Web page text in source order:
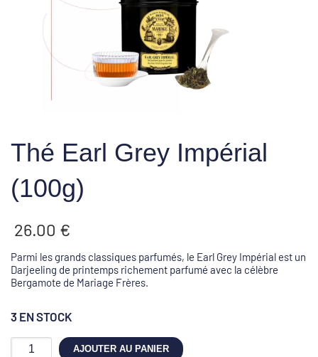
Thé Earl Grey Impérial
(100g)
26.00 €
Parmi les grands classiques parfumés, le Earl Grey Impérial est un
Darjeeling de printemps richement parfumé avec la célèbre
Bergamote de Mariage Frères.
3 EN STOCK
quantité
AJOUTER AU PANIER